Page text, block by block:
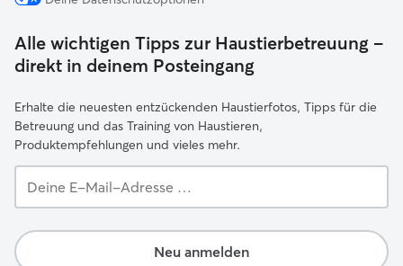
Alle wichtigen Tipps zur Haustierbetreuung –
direkt in deinem Posteingang
Erhalte die neuesten entzückenden Haustierfotos, Tipps für die
Betreuung und das Training von Haustieren,
Produktempfehlungen und vieles mehr.
E-
Adresse …
Neu anmelden